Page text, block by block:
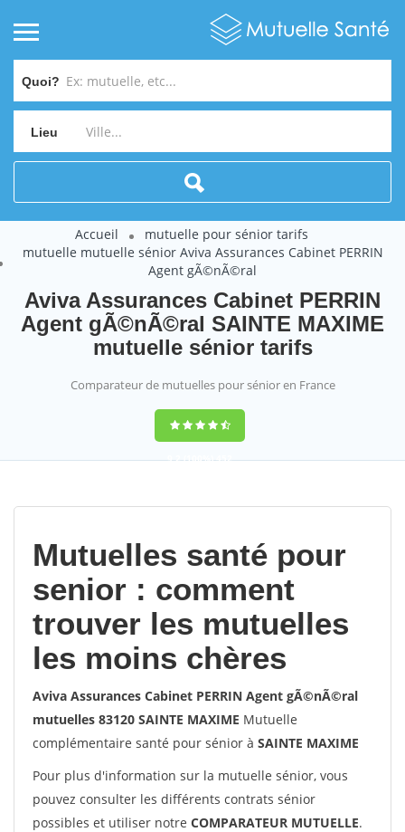
Quoi?
Lieu
Accueil
mutuelle pour sénior tarifs
mutuelle mutuelle sénior Aviva Assurances Cabinet PERRIN
Agent gÃ©nÃ©ral
Aviva Assurances Cabinet PERRIN
Agent gÃ©nÃ©ral SAINTE MAXIME
mutuelle sénior tarifs
Comparateur de mutuelles pour sénior en France
9,2(100%)452
Mutuelles santé pour
senior : comment
trouver les mutuelles
les moins chères
Aviva Assurances Cabinet PERRIN Agent gÃ©nÃ©ral
mutuelles 83120 SAINTE MAXIME Mutuelle
complémentaire santé pour sénior à SAINTE MAXIME
Pour plus d'information sur la mutuelle sénior, vous
pouvez consulter les différents contrats sénior
possibles et utiliser notre COMPARATEUR MUTUELLE.